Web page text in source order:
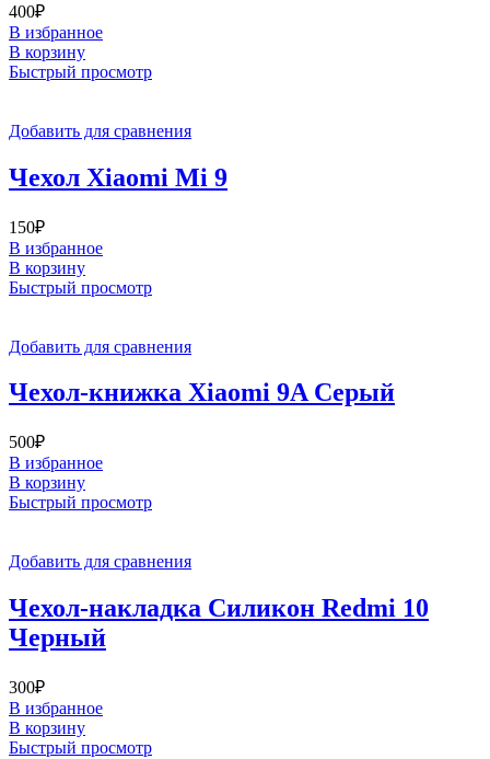
400₽
В избранное
В корзину
Быстрый просмотр
Добавить для сравнения
Чехол Xiaomi Mi 9
150₽
В избранное
В корзину
Быстрый просмотр
Добавить для сравнения
Чехол-книжка Xiaomi 9A Серый
500₽
В избранное
В корзину
Быстрый просмотр
Добавить для сравнения
Чехол-накладка Силикон Redmi 10
Черный
300₽
В избранное
В корзину
Быстрый просмотр